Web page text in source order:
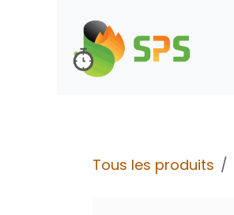
Tous les produits